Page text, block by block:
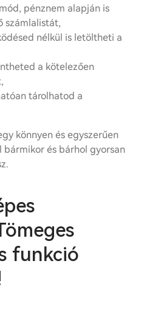
pénznem alapján is
számlalistát,
nélkül is letöltheti a
a kötelezően
tárolhatod a
könnyen és egyszerűen
bármikor és bárhol gyorsan
funkció